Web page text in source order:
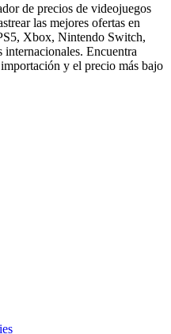
de precios de videojuegos
las mejores ofertas en
Xbox, Nintendo Switch,
Encuentra
y el precio más bajo